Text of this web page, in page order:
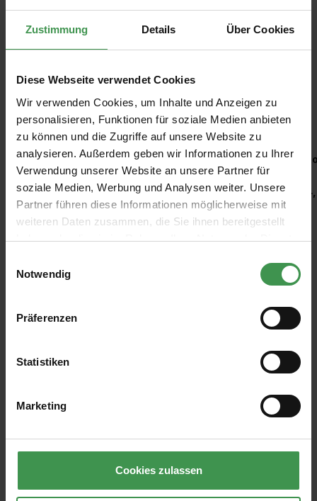
Zustimmung Details Über Cookies
Diese Webseite verwendet Cookies
Wir verwenden Cookies, um Inhalte und Anzeigen zu
personalisieren, Funktionen für soziale Medien anbieten
zu können und die Zugriffe auf unsere Website zu
analysieren. Außerdem geben wir Informationen zu Ihrer
Verwendung unserer Website an unsere Partner für
soziale Medien, Werbung und Analysen weiter. Unsere
Partner führen diese Informationen möglicherweise mit
weiteren Daten zusammen, die Sie ihnen bereitgestellt
haben oder die sie im Rahmen Ihrer Nutzung der Dienste
Notwendig
Präferenzen
Statistiken
Marketing
Cookies zulassen
Empfohlenes Zubehör
Produktgalerie überspringen
Kleisterroller
6,97 €
E-Mail-Adresse*
Ich habe dieDatenschutzbestimmungenzur Kenntnis